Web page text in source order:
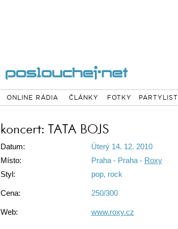
ONLINE RÁDIA ČLÁNKY FOTKY PARTYLIST
koncert: TATA BOJS
Datum:
Úterý 14. 12. 2010
Místo:
Praha - Praha - Roxy
Styl:
pop, rock
Cena: 250/300
Web: www.roxy.cz